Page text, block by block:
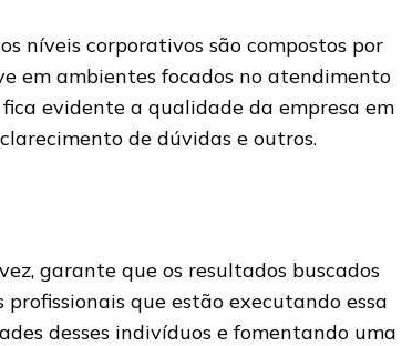
níveis corporativos são compostos por
em ambientes focados no atendimento
evidente a qualidade da empresa em
de dúvidas e outros.
garante que os resultados buscados
profissionais que estão executando essa
desses indivíduos e fomentando uma